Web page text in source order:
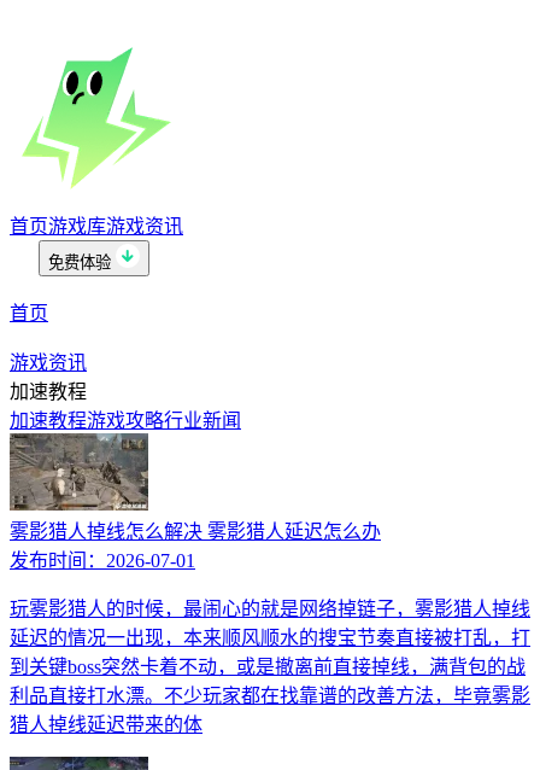
首页游戏库游戏资讯
免费体验
首页
游戏资讯
加速教程
加速教程游戏攻略行业新闻
雾影猎人掉线怎么解决 雾影猎人延迟怎么办
发布时间： 2026-07-01
玩雾影猎人的时候，最闹心的就是网络掉链子，雾影猎人掉线
延迟的情况一出现，本来顺风顺水的搜宝节奏直接被打乱，打
到关键boss突然卡着不动，或是撤离前直接掉线，满背包的战
利品直接打水漂。不少玩家都在找靠谱的改善方法，毕竟雾影
猎人掉线延迟带来的体